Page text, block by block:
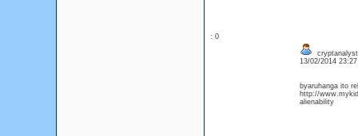
: 0
13/02/2014
byaruhanga ito
http://
alienability